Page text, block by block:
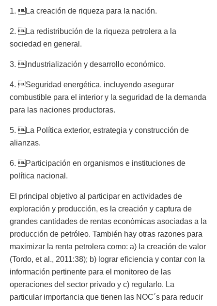
1. La creación de riqueza para la nación.
2. La redistribución de la riqueza petrolera a la
sociedad en general.
3. Industrialización y desarrollo económico.
4. Seguridad energética, incluyendo asegurar
combustible para el interior y la seguridad de la demanda
para las naciones productoras.
5. La Política exterior, estrategia y construcción de
alianzas.
6. Participación en organismos e instituciones de
política nacional.
El principal objetivo al participar en actividades de
exploración y producción, es la creación y captura de
grandes cantidades de rentas económicas asociadas a la
producción de petróleo. También hay otras razones para
maximizar la renta petrolera como: a) la creación de valor
(Tordo, et al., 2011:38); b) lograr eficiencia y contar con la
información pertinente para el monitoreo de las
operaciones del sector privado y c) regularlo. La
particular importancia que tienen las NOC´s para reducir